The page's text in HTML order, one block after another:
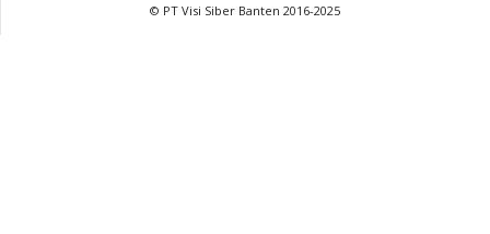
© PT Visi Siber Banten 2016-2025